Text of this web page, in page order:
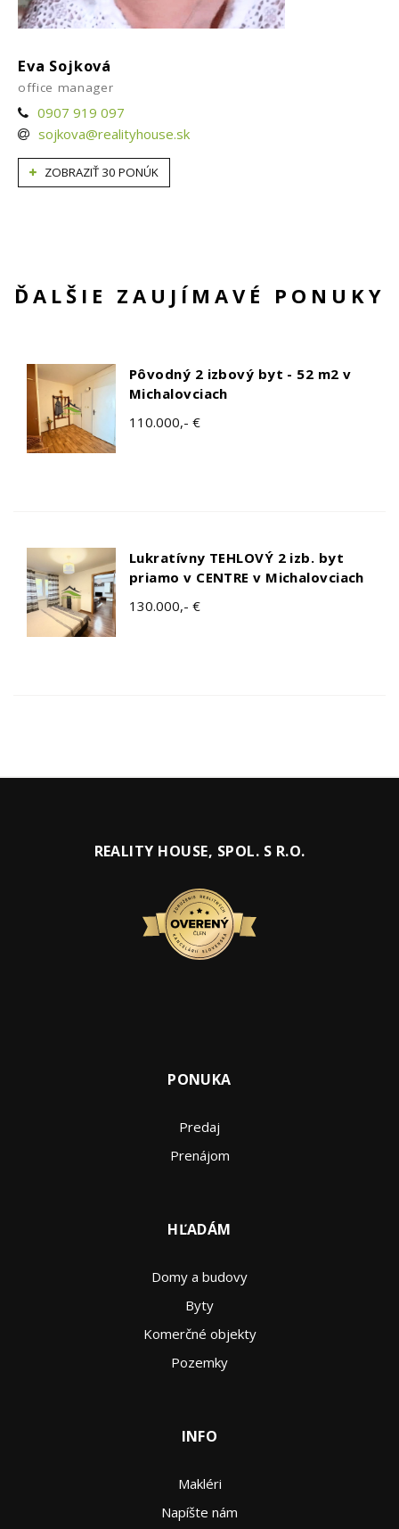
Eva Sojková
office manager
0907 919 097
sojkova@realityhouse.sk
ZOBRAZIŤ 30 PONÚK
ĎALŠIE ZAUJÍMAVÉ PONUKY
Pôvodný 2 izbový byt - 52 m2 v
Michalovciach
110.000,- €
Lukratívny TEHLOVÝ 2 izb. byt
priamo v CENTRE v Michalovciach
130.000,- €
REALITY HOUSE, SPOL. S R.O.
PONUKA
Predaj
Prenájom
HĽADÁM
Domy a budovy
Byty
Komerčné objekty
Pozemky
INFO
Makléri
Napíšte nám